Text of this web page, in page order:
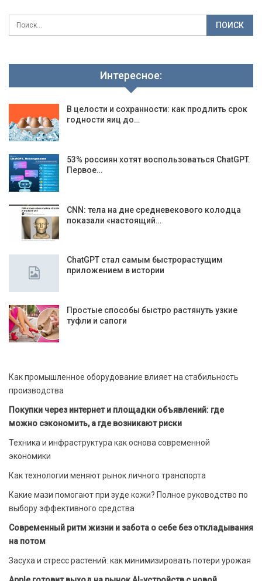
Интересное:
В целости и сохранности: как продлить срок
годности яиц до…
53% россиян хотят воспользоваться ChatGPT.
Первое…
CNN: тела на дне средневекового колодца
показали «настоящий…
ChatGPT стал самым быстрорастущим
приложением в истории
Простые способы быстро растянуть узкие
туфли и сапоги
Как промышленное оборудование влияет на стабильность
производства
Покупки через интернет и площадки объявлений: где
можно сэкономить, а где возникают риски
Техника и инфраструктура как основа современной
экономики
Как технологии меняют рынок личного транспорта
Какие мази помогают при зуде кожи? Полное руководство по
выбору эффективного средства
Современный ритм жизни и забота о себе без откладывания
на потом
Засуха и стресс растений: как минимизировать потери урожая